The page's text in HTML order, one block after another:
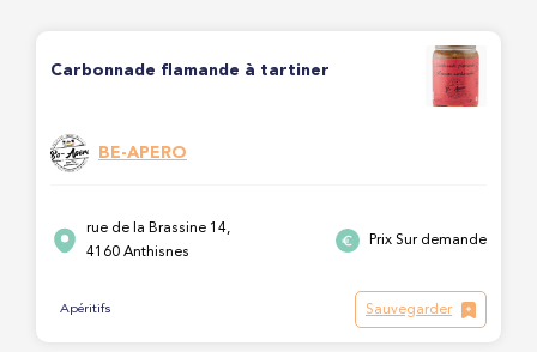
Carbonnade flamande à tartiner
BE-APERO
rue de la Brassine 14,
4160 Anthisnes
Prix Sur demande
Apéritifs Sauvegarder